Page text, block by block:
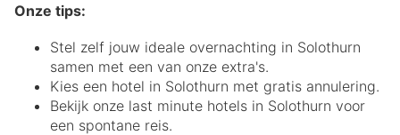
Onze tips:
Stel zelf jouw ideale overnachting in Solothurn
samen met een van onze extra's.
Kies een hotel in Solothurn met gratis annulering.
Bekijk onze last minute hotels in Solothurn voor
een spontane reis.